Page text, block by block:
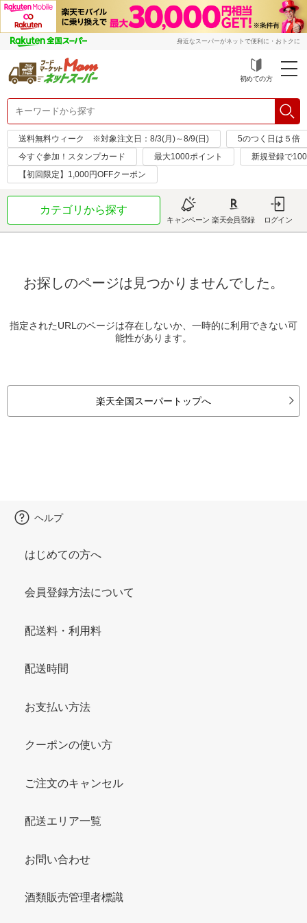
身近なスーパーがネットで便利に・おトクに
初めての方
送料無料ウィーク ※対象注文日：8/3(月)～8/9(日)
5のつく日は５倍
今すぐ参加！スタンプカード
最大1000ポイント
新規登録で
【初回限定】1,000円OFFクーポン
カテゴリから探す
キャンペーン 楽天会員登録 ログイン
お探しのページは見つかりませんでした。
指定されたURLのページは存在しないか、一時的に利用できない可
能性があります。
楽天全国スーパートップへ
ヘルプ
はじめての方へ
会員登録方法について
配送料・利用料
配送時間
お支払い方法
クーポンの使い方
ご注文のキャンセル
配送エリア一覧
お問い合わせ
酒類販売管理者標識